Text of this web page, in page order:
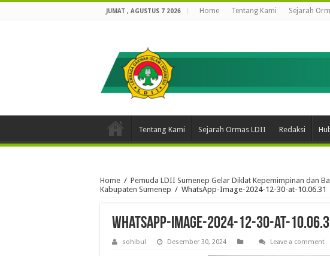
JUMAT , AGUSTUS 7 2026 Home Tentang Kami Sejarah
Tentang Kami Sejarah Ormas LDII Redaksi
Home / Pemuda LDII Sumenep Gelar Diklat Kepemimpinan dan
Kabupaten Sumenep / WhatsApp-Image-2024-12-30-at-10.06.31
WhatsApp-Image-2024-12-30-at-
sohibul Desember 30, 2024 Leave a comment